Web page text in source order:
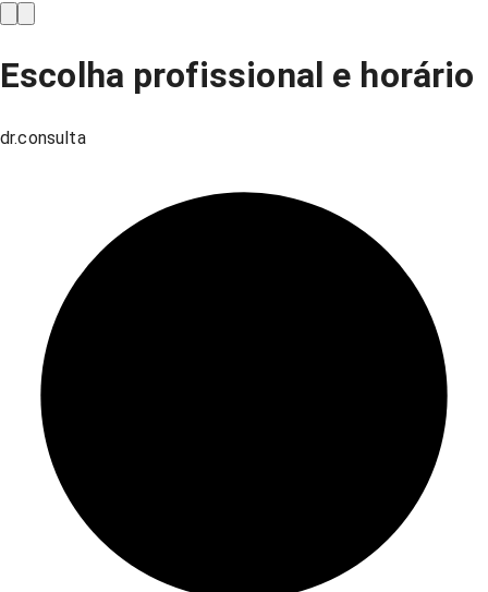
Escolha profissional e horário
dr.consulta